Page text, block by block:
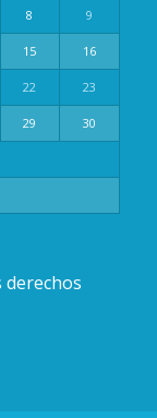
8 9
15 16
22 23
29 30